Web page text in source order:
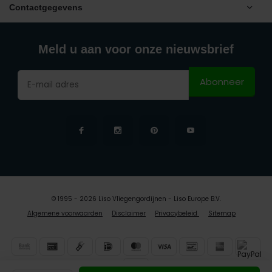
Contactgegevens
Meld u aan voor onze nieuwsbrief
Abonneer
Algemene voorwaarden Disclaimer Privacybeleid Sitemap
© 1995 - 2026 Liso Vliegengordijnen - Liso Europe B.V.